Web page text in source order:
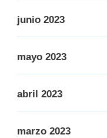
junio 2023
mayo 2023
abril 2023
marzo 2023